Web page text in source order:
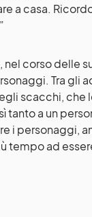
a casa.
corso delle
Tra gli
scacchi, che
tanto a un
i personaggi,
tempo ad